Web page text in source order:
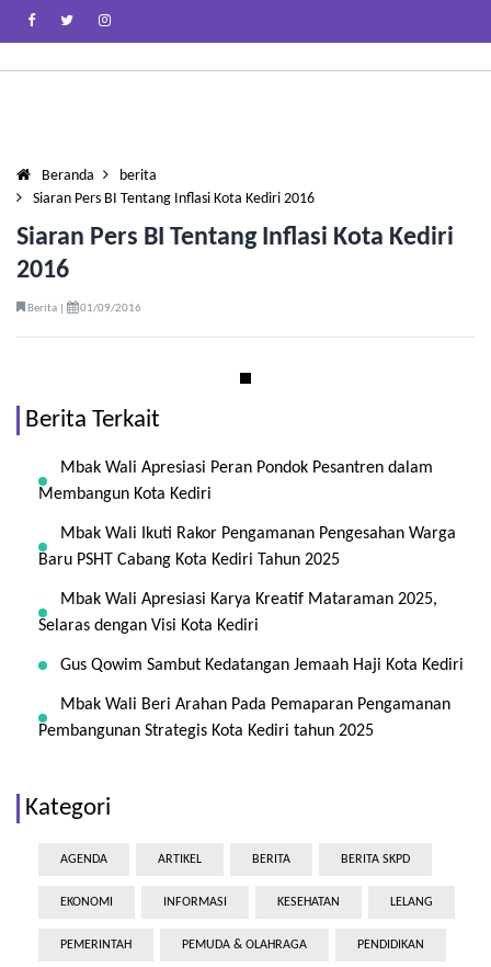
Beranda
berita
Siaran Pers BI Tentang Inflasi Kota Kediri 2016
Siaran Pers BI Tentang Inflasi Kota Kediri
2016
Berita | 01/09/2016
Berita Terkait
Mbak Wali Apresiasi Peran Pondok Pesantren dalam
Membangun Kota Kediri
Mbak Wali Ikuti Rakor Pengamanan Pengesahan Warga
Baru PSHT Cabang Kota Kediri Tahun 2025
Mbak Wali Apresiasi Karya Kreatif Mataraman 2025,
Selaras dengan Visi Kota Kediri
Gus Qowim Sambut Kedatangan Jemaah Haji Kota Kediri
Mbak Wali Beri Arahan Pada Pemaparan Pengamanan
Pembangunan Strategis Kota Kediri tahun 2025
Kategori
AGENDA ARTIKEL BERITA BERITA SKPD
EKONOMI INFORMASI KESEHATAN LELANG
PEMERINTAH PEMUDA & OLAHRAGA PENDIDIKAN